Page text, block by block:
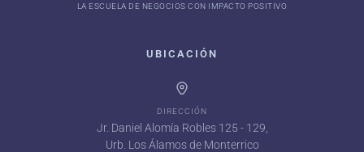
LA ESCUELA DE NEGOCIOS CON IMPACTO POSITIVO
UBICACIÓN
DIRECCIÓN
Jr. Daniel Alomía Robles 125 - 129,
Urb. Los Álamos de Monterrico